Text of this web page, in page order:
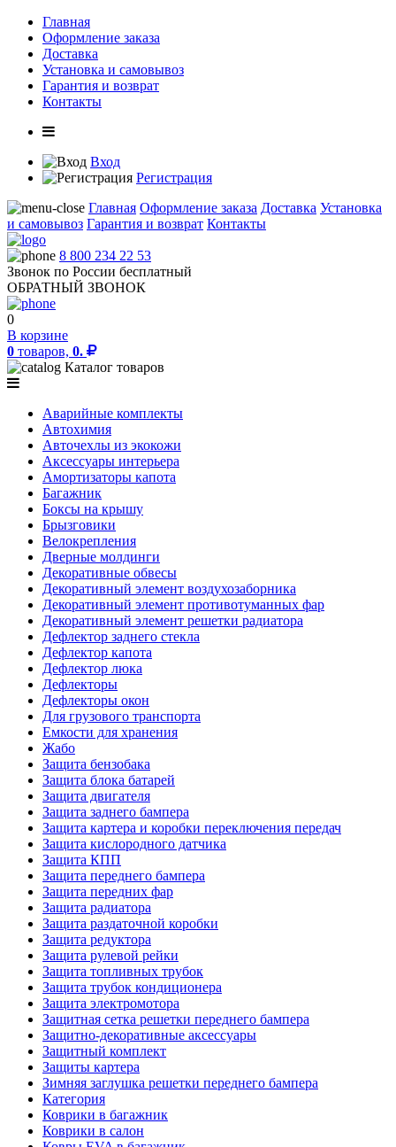
Главная
Оформление заказа
Доставка
Установка и самовывоз
Гарантия и возврат
Контакты
Вход
Регистрация
Главная Оформление заказа Доставка Установка
и самовывоз Гарантия и возврат Контакты
8 800 234 22 53
Звонок по России бесплатный
ОБРАТНЫЙ ЗВОНОК
0
В корзине
0 товаров, 0.
Каталог товаров
Аварийные комплекты
Автохимия
Авточехлы из экокожи
Аксессуары интерьера
Амортизаторы капота
Багажник
Боксы на крышу
Брызговики
Велокрепления
Дверные молдинги
Декоративные обвесы
Декоративный элемент воздухозаборника
Декоративный элемент противотуманных фар
Декоративный элемент решетки радиатора
Дефлектор заднего стекла
Дефлектор капота
Дефлектор люка
Дефлекторы
Дефлекторы окон
Для грузового транспорта
Емкости для хранения
Жабо
Защита бензобака
Защита блока батарей
Защита двигателя
Защита заднего бампера
Защита картера и коробки переключения передач
Защита кислородного датчика
Защита КПП
Защита переднего бампера
Защита передних фар
Защита радиатора
Защита раздаточной коробки
Защита редуктора
Защита рулевой рейки
Защита топливных трубок
Защита трубок кондиционера
Защита электромотора
Защитная сетка решетки переднего бампера
Защитно-декоративные аксессуары
Защитный комплект
Защиты картера
Зимняя заглушка решетки переднего бампера
Категория
Коврики в багажник
Коврики в салон